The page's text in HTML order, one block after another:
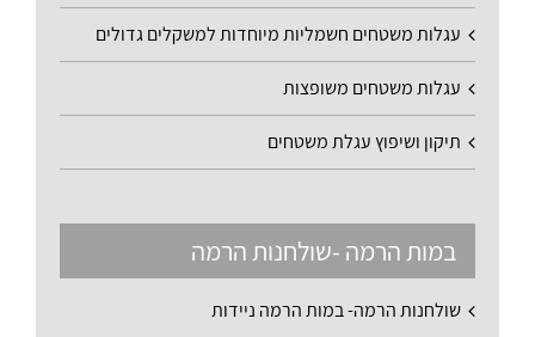
עגלות משטחים חשמליות מיוחדות למשקלים גדולים
עגלות משטחים משופצות
תיקון ושיפוץ עגלת משטחים
במות הרמה -שולחנות הרמה
שולחנות הרמה- במות הרמה ניידות